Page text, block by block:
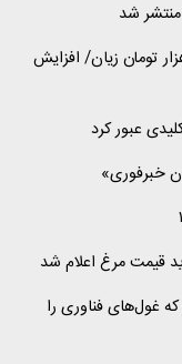
منتشر شد
درباره بازار مرغ؛ فروش هر کیلو با ۵۰ هزار تومان زیان/ افزایش
خبرفوری»
قیمت مرغ اعلام شد
غول‌های فناوری را